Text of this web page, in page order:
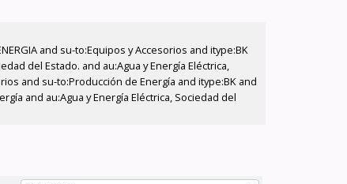
and su-to:Equipos y Accesorios and itype:BK
del Estado. and au:Agua y Energía Eléctrica,
and su-to:Producción de Energía and itype:BK and
and au:Agua y Energía Eléctrica, Sociedad del